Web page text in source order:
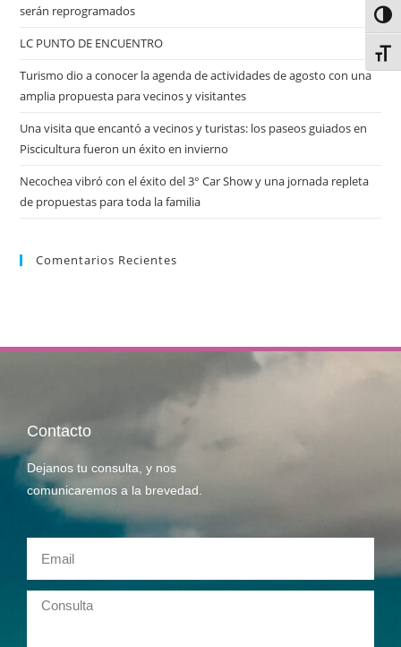
serán reprogramados
LC PUNTO DE ENCUENTRO
Turismo dio a conocer la agenda de actividades de agosto con una
amplia propuesta para vecinos y visitantes
Una visita que encantó a vecinos y turistas: los paseos guiados en
Piscicultura fueron un éxito en invierno
Necochea vibró con el éxito del 3° Car Show y una jornada repleta
de propuestas para toda la familia
Comentarios Recientes
Contacto
Dejanos tu consulta, y nos
comunicaremos a la brevedad.